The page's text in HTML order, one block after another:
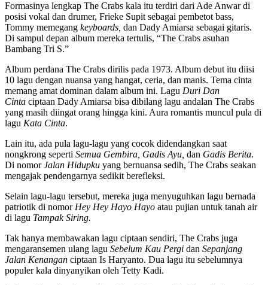
Formasinya lengkap The Crabs kala itu terdiri dari Ade Anwar di
posisi vokal dan drumer, Frieke Supit sebagai pembetot bass,
Tommy memegang keyboards, dan Dady Amiarsa sebagai gitaris.
Di sampul depan album mereka tertulis, “The Crabs asuhan
Bambang Tri S.”
Album perdana The Crabs dirilis pada 1973. Album debut itu diisi
10 lagu dengan nuansa yang hangat, ceria, dan manis. Tema cinta
memang amat dominan dalam album ini. Lagu Duri Dan
Cinta ciptaan Dady Amiarsa bisa dibilang lagu andalan The Crabs
yang masih diingat orang hingga kini. Aura romantis muncul pula di
lagu Kata Cinta.
Lain itu, ada pula lagu-lagu yang cocok didendangkan saat
nongkrong seperti Semua Gembira, Gadis Ayu, dan Gadis Berita.
Di nomorJalan Hidupku yang bernuansa sedih, The Crabs seakan
mengajak pendengarnya sedikit berefleksi.
Selain lagu-lagu tersebut, mereka juga menyuguhkan lagu bernada
patriotik di nomorHey Hey Hayo Hayo atau pujian untuk tanah air
di lagu Tampak Siring.
Tak hanya membawakan lagu ciptaan sendiri, The Crabs juga
mengaransemen ulang lagu Sebelum Kau Pergi dan Sepanjang
Jalan Kenangan ciptaan Is Haryanto. Dua lagu itu sebelumnya
populer kala dinyanyikan oleh Tetty Kadi.